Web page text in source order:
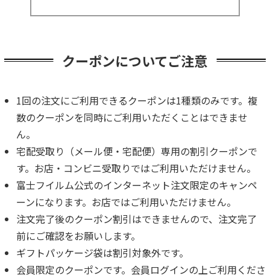
クーポンについてご注意
1回の注文にご利用できるクーポンは1種類のみです。複
数のクーポンを同時にご利用いただくことはできませ
ん。
宅配受取り（メール便・宅配便）専用の割引クーポンで
す。お店・コンビニ受取りではご利用いただけません。
富士フイルム公式のインターネット注文限定のキャンペ
ーンになります。お店ではご利用いただけません。
注文完了後のクーポン割引はできませんので、注文完了
前にご確認をお願いします。
ギフトパッケージ袋は割引対象外です。
会員限定のクーポンです。会員ログインの上ご利用くださ